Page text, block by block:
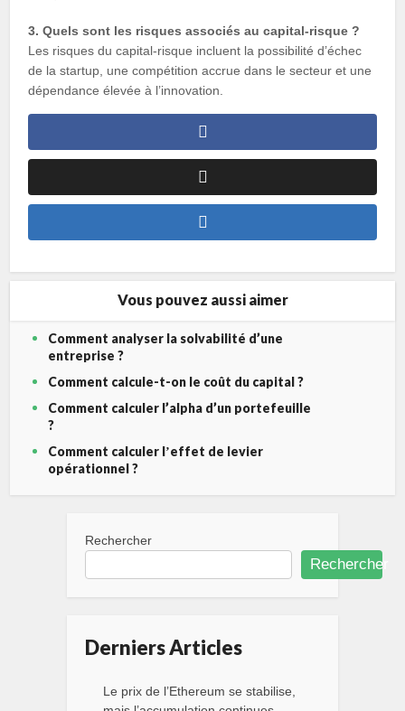
3. Quels sont les risques associés au capital-risque ?
Les risques du capital-risque incluent la possibilité d’échec
de la startup, une compétition accrue dans le secteur et une
dépendance élevée à l’innovation.
Vous pouvez aussi aimer
Comment analyser la solvabilité d’une
entreprise ?
Comment calcule-t-on le coût du capital ?
Comment calculer l’alpha d’un portefeuille
?
Comment calculer lʼeffet de levier
opérationnel ?
Rechercher
Rechercher
Derniers Articles
Le prix de l’Ethereum se stabilise,